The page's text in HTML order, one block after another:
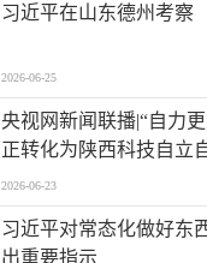
习近平在山东德州考察
2026-06-25
央视网新闻联播|“自力
正转化为陕西科技自立
2026-06-23
习近平对常态化做好东
出重要指示